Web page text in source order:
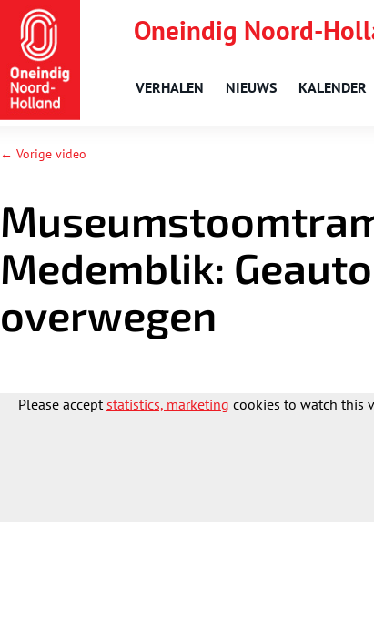
Oneindig Noord-
VERHALEN NIEUWS KALENDER
← Vorige video
Medemblik:
overwegen
Please acceptstatistics, marketing cookies to watch this